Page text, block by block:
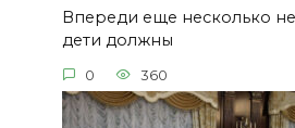
Впереди еще несколько
дети должны
0 360